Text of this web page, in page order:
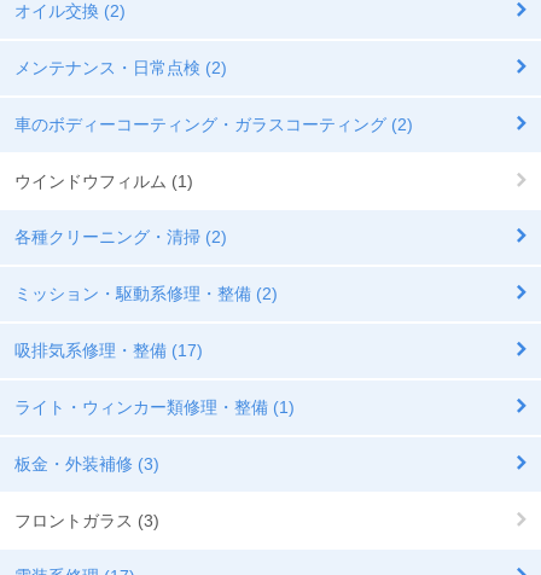
オイル交換 (2)
メンテナンス・日常点検 (2)
車のボディーコーティング・ガラスコーティング (2)
ウインドウフィルム (1)
各種クリーニング・清掃 (2)
ミッション・駆動系修理・整備 (2)
吸排気系修理・整備 (17)
ライト・ウィンカー類修理・整備 (1)
板金・外装補修 (3)
フロントガラス (3)